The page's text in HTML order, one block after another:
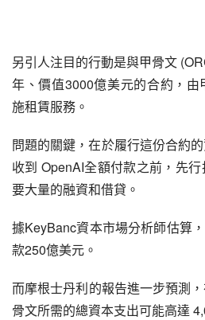
另引人注目的行動是與甲骨文
年、價值3000億美元的合約，
施租賃服務。
問題的關鍵，在於履行這份合約
收到 OpenAI全額付款之前，先
要大量的融資和借貸。
據KeyBanc資本市場分析師估算
款250億美元。
而摩根士丹利的報告進一步預測
骨文所需的總資本支出可能高達